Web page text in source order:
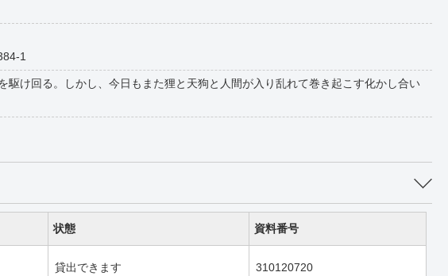
1
け回る。しかし、今日もまた狸と天狗と人間が入り乱れて巻き起こす化かし合い
状態 資料番号
貸出できます 310120720